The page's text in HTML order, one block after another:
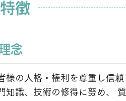
徴
念
様の人格・権利を尊重し信
知識、技術の修得に努め、